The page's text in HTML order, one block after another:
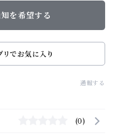
を希望する
リでお気に入り
通報する
(0)